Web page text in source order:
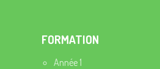
FORMATION
Année 1